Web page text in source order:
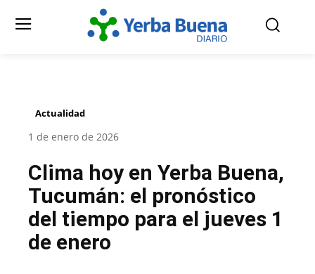
Actualidad
1 de enero de 2026
Clima hoy en Yerba Buena,
Tucumán: el pronóstico
del tiempo para el jueves 1
de enero